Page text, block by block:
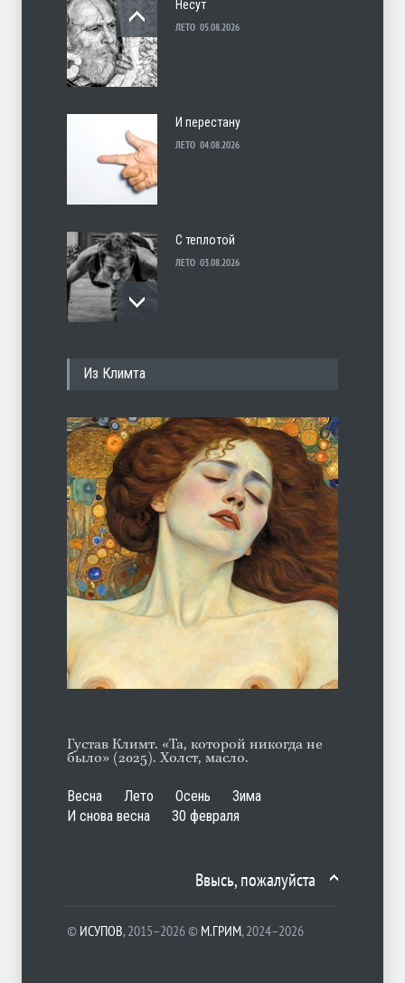
Несут
ЛЕТО 05.08.2026
И перестану
ЛЕТО 04.08.2026
С теплотой
ЛЕТО 03.08.2026
Ob la di
ЛЕТО 30.07.2026
Отсюда
ЛЕТО 06.08.2026
Из Климта
Густав Климт. «Та, которой никогда не
было» (2025). Холст, масло.
Весна Лето Осень
Зима
И снова весна
30 февраля
Ввысь, пожалуйста
© ИСУПОВ, 2015–2026 © М.ГРИМ, 2024–2026